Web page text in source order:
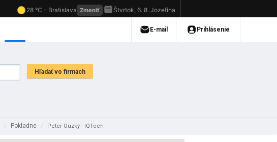
/ Pokladne / Peter Ouzký - IQTech